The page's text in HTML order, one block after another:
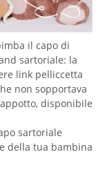
il capo di
sartoriale: la
link pelliccetta
non sopportava
disponibile
sartoriale
della tua bambina